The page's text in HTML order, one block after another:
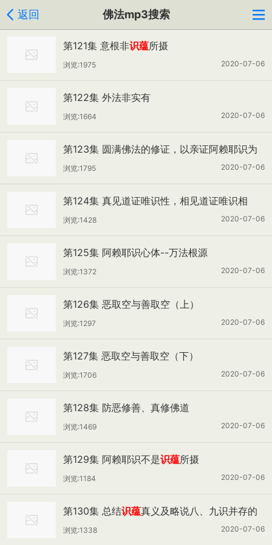
返回 佛法mp3搜索
第121集 意根非识蕴所摄
2020-07-06
浏览:1975
第122集 外法非实有
2020-07-06
浏览:1664
第123集 圆满佛法的修证，以亲证阿赖耶识为
核心
2020-07-06
浏览:1795
第124集 真见道证唯识性，相见道证唯识相
2020-07-06
浏览:1428
第125集 阿赖耶识心体--万法根源
2020-07-06
浏览:1372
第126集 恶取空与善取空（上）
2020-07-06
浏览:1297
第127集 恶取空与善取空（下）
2020-07-06
浏览:1706
第128集 防恶修善、真修佛道
2020-07-06
浏览:1469
第129集 阿赖耶识不是识蕴所摄
2020-07-06
浏览:1184
第130集 总结识蕴真义及略说八、九识并存的
过失
2020-07-06
浏览:1338